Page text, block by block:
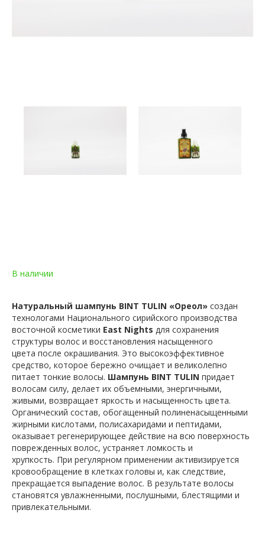
В наличии
Натуральный шампунь BINT TULIN «Ореол» создан
технологами Национального сирийского производства
восточной косметики East Nights для сохранения
структуры волос и восстановления насыщенного
цвета после окрашивания. Это высокоэффективное
средство, которое бережно очищает и великолепно
питает тонкие волосы. Шампунь BINT TULIN придает
волосам силу, делает их объемными, энергичными,
живыми, возвращает яркость и насыщенность цвета.
Органический состав, обогащенный полиненасыщенными
жирными кислотами, полисахаридами и пептидами,
оказывает регенерирующее действие на всю поверхность
поврежденных волос, устраняет ломкость и
хрупкость. При регулярном применении активизируется
кровообращение в клетках головы и, как следствие,
прекращается выпадение волос. В результате волосы
становятся увлажненными, послушными, блестящими и
привлекательными.